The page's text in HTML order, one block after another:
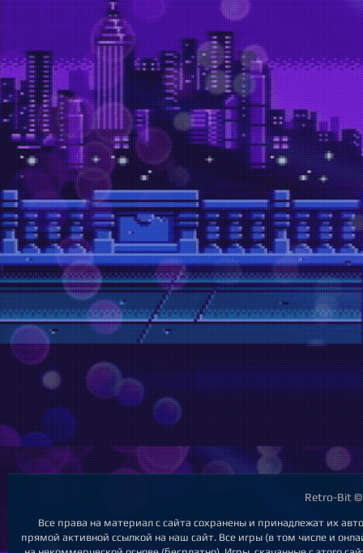
Retro-Bit
Все права на материал с сайта сохранены и принадлежат их
прямой активной ссылкой на наш сайт. Все игры (в том числе и